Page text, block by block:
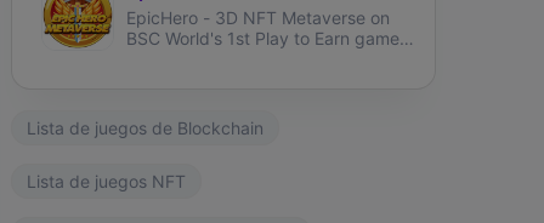
EpicHero - 3D NFT Metaverse on
BSC World's 1st Play to Earn game
Lista de juegos de Blockchain
Lista de juegos NFT